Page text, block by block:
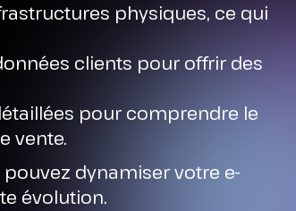
physiques, ce qui
clients pour offrir des
pour comprendre le
vente.
dynamiser votre e-
évolution.